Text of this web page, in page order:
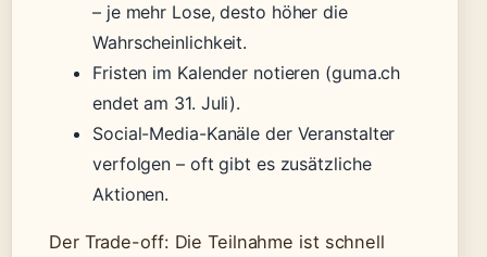
– je mehr Lose, desto höher die
Wahrscheinlichkeit.
Fristen im Kalender notieren (guma.ch
endet am 31. Juli).
Social-Media-Kanäle der Veranstalter
verfolgen – oft gibt es zusätzliche
Aktionen.
Der Trade-off: Die Teilnahme ist schnell